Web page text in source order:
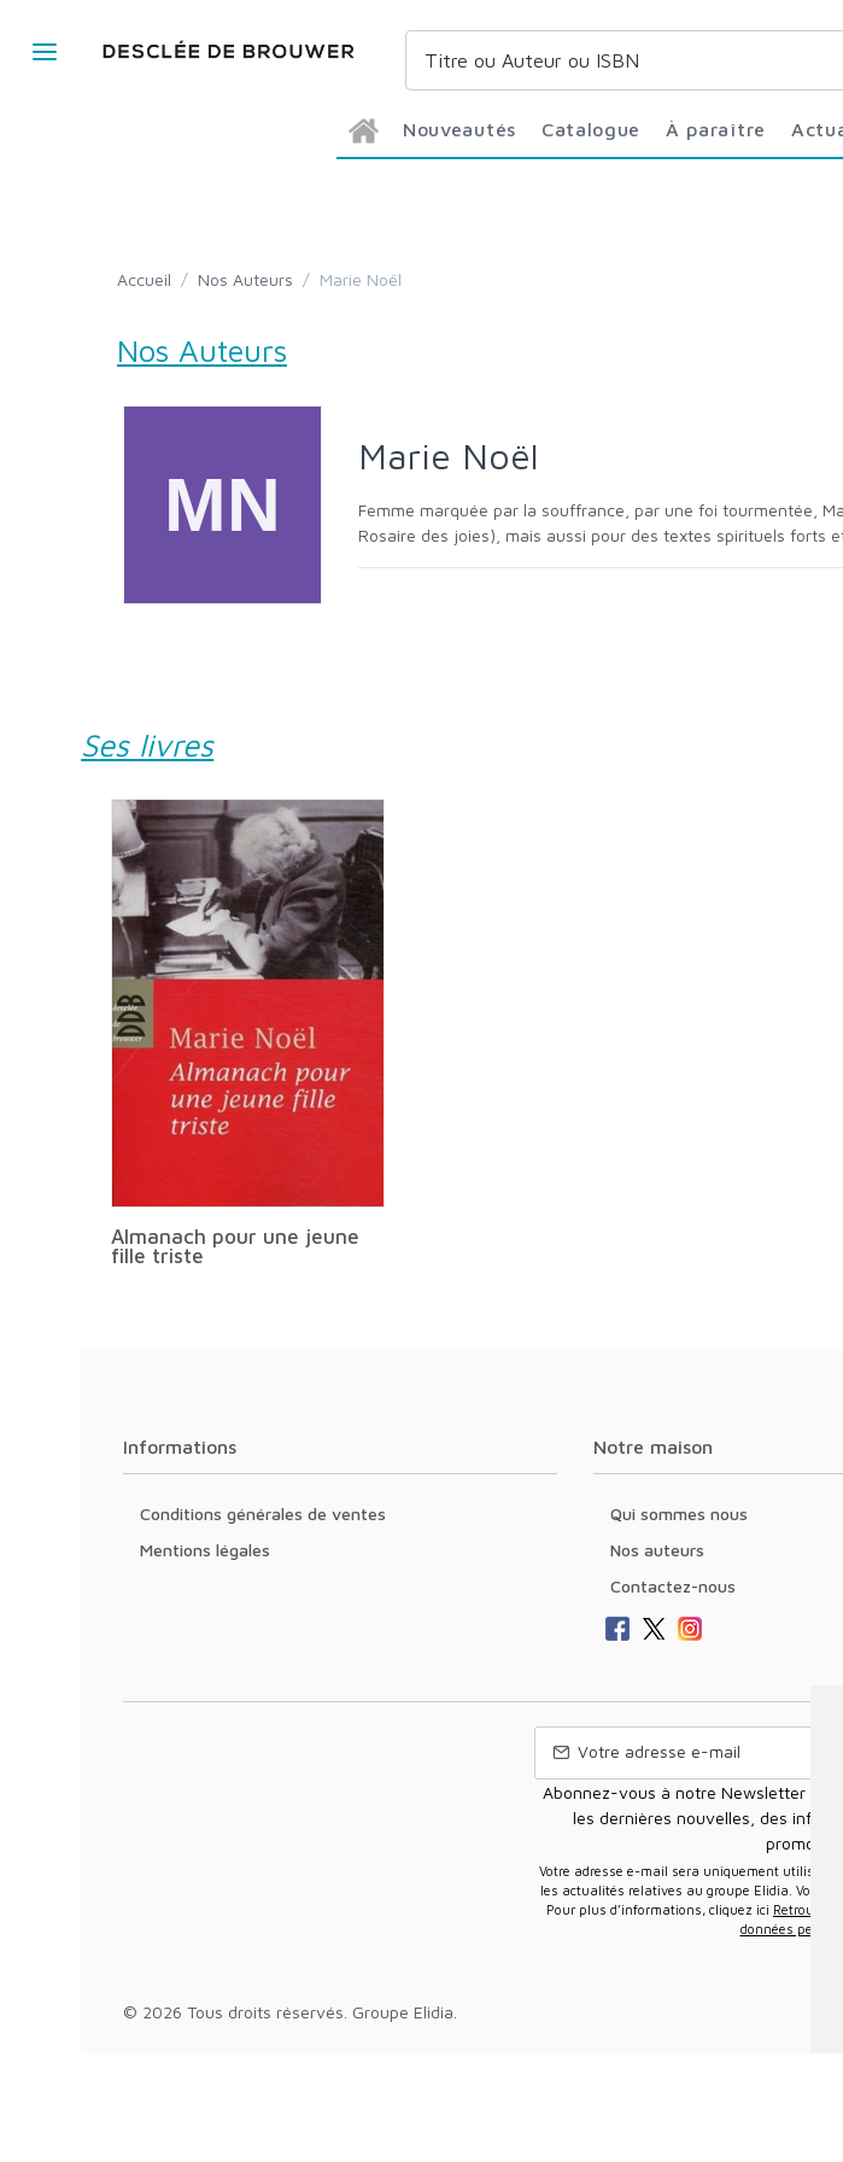
Nouveautés Catalogue À paraître
Accueil / Nos Auteurs / Marie Noël
Nos Auteurs
Marie Noël
Femme marquée par la souffrance, par une foi tourmentée, Marie Noël est connue pour ses poèmes en forme de chansons tradtionnelles (Le
Rosaire des joies), mais aussi pour des textes spirituels forts
Ses livres
Almanach pour une jeune
fille triste
Informations
Conditions générales de ventes
Mentions légales
Notre maison
Qui sommes nous
Nos auteurs
Contactez-nous
Abonnez-vous à notre Newsletter
les dernières nouvelles, des
Votre adresse e-mail sera uniquement utilisée pour vous envoyer des informations sur
les actualités relatives au groupe Elidia. Vous
Pour plus d’informations, cliquez ici Retrouvez
données
© 2026 Tous droits réservés. Groupe Elidia